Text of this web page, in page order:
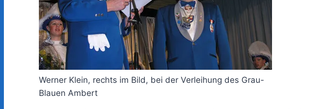
Werner Klein, rechts im Bild, bei der Verleihung des Grau-
Blauen Ambert